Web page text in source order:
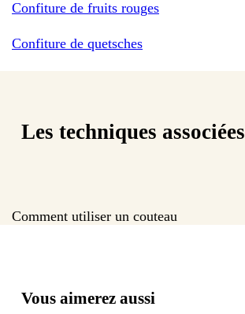
Confiture de fruits rouges
Confiture de quetsches
Les techniques associées
Comment utiliser un couteau
Vous aimerez aussi